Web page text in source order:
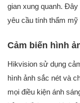
gian xung quanh.
yêu cầu tính thẩm mỹ
Cảm biến hình
Hikvision sử dụng
hình ảnh sắc nét và
mọi điều kiện ánh